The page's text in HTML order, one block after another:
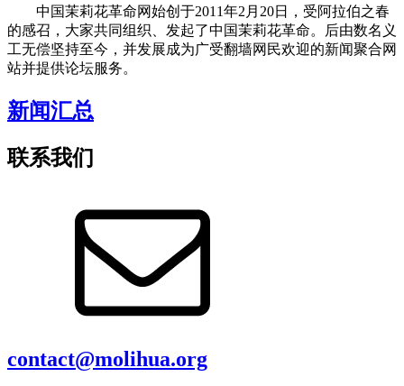
中国茉莉花革命网始创于2011年2月20日，受阿拉伯之春
的感召，大家共同组织、发起了中国茉莉花革命。后由数名义
工无偿坚持至今，并发展成为广受翻墙网民欢迎的新闻聚合网
站并提供论坛服务。
新闻汇总
联系我们
contact@molihua.org